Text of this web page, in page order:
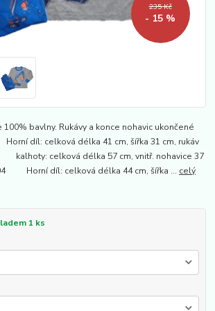
235 Kč
- 15 %
bavlny. Rukávy a konce nohavic ukončené
díl: celková délka 41 cm, šířka 31 cm, rukáv
celková délka 57 cm, vnitř. nohavice 37
Horní díl: celková délka 44 cm, šířka ... celý
1 ks